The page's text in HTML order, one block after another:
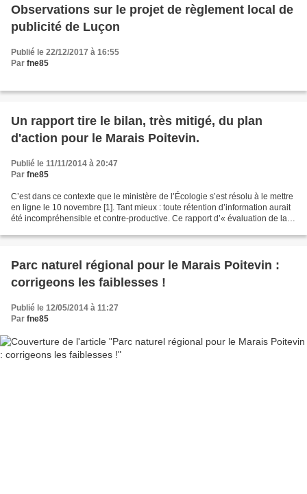
Observations sur le projet de règlement local de
publicité de Luçon
Publié le 22/12/2017 à 16:55
Par fne85
Un rapport tire le bilan, très mitigé, du plan
d'action pour le Marais Poitevin.
Publié le 11/11/2014 à 20:47
Par fne85
C’est dans ce contexte que le ministère de l’Écologie s’est résolu à le mettre
en ligne le 10 novembre [1]. Tant mieux : toute rétention d’information aurait
été incompréhensible et contre-productive. Ce rapport d’« évaluation de la
Parc naturel régional pour le Marais Poitevin :
corrigeons les faiblesses !
Publié le 12/05/2014 à 11:27
Par fne85